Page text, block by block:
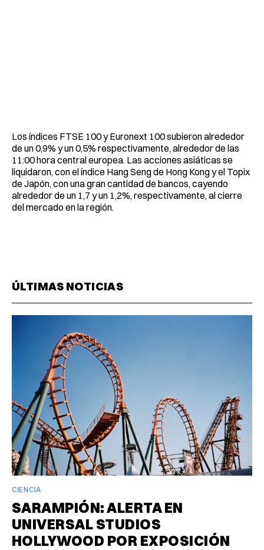
Los índices FTSE 100 y Euronext 100 subieron alrededor
de un 0,9% y un 0,5% respectivamente, alrededor de las
11:00 hora central europea. Las acciones asiáticas se
liquidaron, con el índice Hang Seng de Hong Kong y el Topix
de Japón, con una gran cantidad de bancos, cayendo
alrededor de un 1,7 y un 1,2%, respectivamente, al cierre
del mercado en la región.
ÚLTIMAS NOTICIAS
CIENCIA
SARAMPIÓN: ALERTA EN
UNIVERSAL STUDIOS
HOLLYWOOD POR EXPOSICIÓN